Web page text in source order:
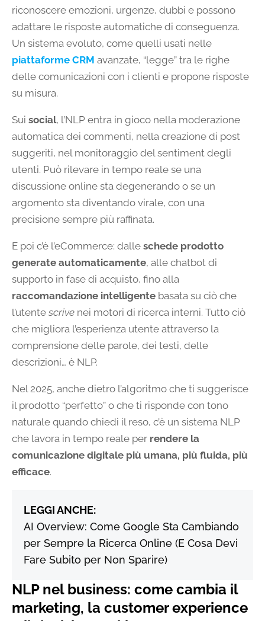
riconoscere emozioni, urgenze, dubbi e possono
adattare le risposte automatiche di conseguenza.
Un sistema evoluto, come quelli usati nelle
piattaforme CRM avanzate, “legge” tra le righe
delle comunicazioni con i clienti e propone risposte
su misura.
Sui social, l’NLP entra in gioco nella moderazione
automatica dei commenti, nella creazione di post
suggeriti, nel monitoraggio del sentiment degli
utenti. Può rilevare in tempo reale se una
discussione online sta degenerando o se un
argomento sta diventando virale, con una
precisione sempre più raffinata.
E poi c’è l’eCommerce: dalle schede prodotto
generate automaticamente, alle chatbot di
supporto in fase di acquisto, fino alla
raccomandazione intelligente basata su ciò che
l’utente scrive nei motori di ricerca interni. Tutto ciò
che migliora l’esperienza utente attraverso la
comprensione delle parole, dei testi, delle
descrizioni… è NLP.
Nel 2025, anche dietro l’algoritmo che ti suggerisce
il prodotto “perfetto” o che ti risponde con tono
naturale quando chiedi il reso, c’è un sistema NLP
che lavora in tempo reale per rendere la
comunicazione digitale più umana, più fluida, più
efficace.
LEGGI ANCHE:
AI Overview: Come Google Sta Cambiando
per Sempre la Ricerca Online (E Cosa Devi
Fare Subito per Non Sparire)
NLP nel business: come cambia il
marketing, la customer experience